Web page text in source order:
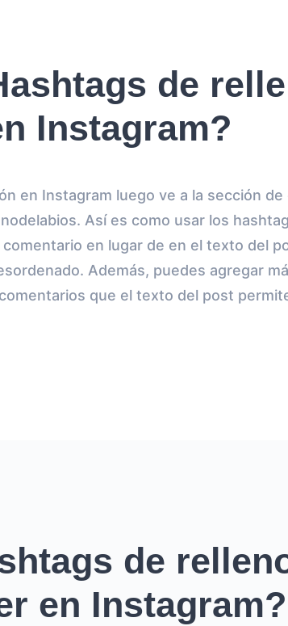
de
Instagram?
en Instagram luego ve a la sección
Así es como usar los
en lugar de en el texto del
Además, puedes agregar
que el texto del post
de
en Instagram?